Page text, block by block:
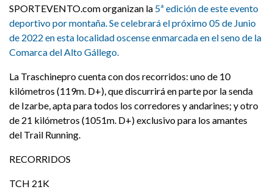
SPORTEVENTO.com organizan la 5ª edición de este evento
deportivo por montaña. Se celebrará el próximo 05 de Junio
de 2022 en esta localidad oscense enmarcada en el seno de la
Comarca del Alto Gállego.
La Traschinepro cuenta con dos recorridos: uno de 10
kilómetros (119m. D+), que discurrirá en parte por la senda
de Izarbe, apta para todos los corredores y andarines; y otro
de 21 kilómetros (1051m. D+) exclusivo para los amantes
del Trail Running.
RECORRIDOS
TCH 21K